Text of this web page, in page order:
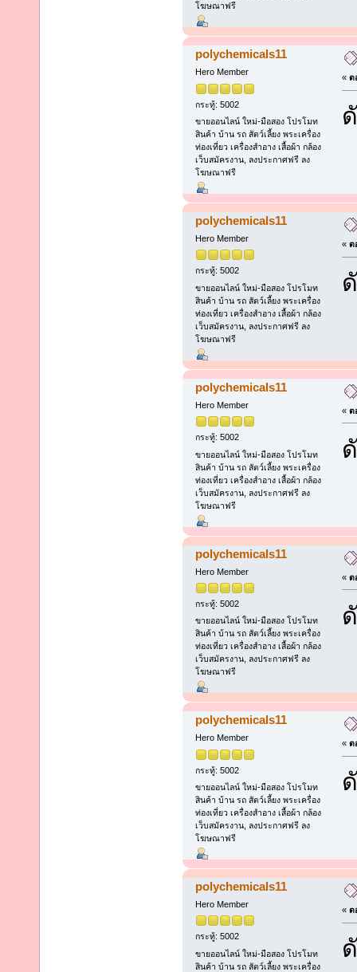
โฆษณาฟรี
polychemicals11
Hero Member
กระทู้: 5002
ขายออนไลน์ ใหม่-มือสอง โปรโมท
สินค้า บ้าน รถ สัตว์เลี้ยง พระเครื่อง
ท่องเที่ยว เครื่องสำอาง เสื้อผ้า กล้อง
เว็บสมัครงาน, ลงประกาศฟรี ลง
โฆษณาฟรี
« ต
polychemicals11
Hero Member
กระทู้: 5002
ขายออนไลน์ ใหม่-มือสอง โปรโมท
สินค้า บ้าน รถ สัตว์เลี้ยง พระเครื่อง
ท่องเที่ยว เครื่องสำอาง เสื้อผ้า กล้อง
เว็บสมัครงาน, ลงประกาศฟรี ลง
โฆษณาฟรี
« ต
polychemicals11
Hero Member
กระทู้: 5002
ขายออนไลน์ ใหม่-มือสอง โปรโมท
สินค้า บ้าน รถ สัตว์เลี้ยง พระเครื่อง
ท่องเที่ยว เครื่องสำอาง เสื้อผ้า กล้อง
เว็บสมัครงาน, ลงประกาศฟรี ลง
โฆษณาฟรี
« ต
polychemicals11
Hero Member
กระทู้: 5002
ขายออนไลน์ ใหม่-มือสอง โปรโมท
สินค้า บ้าน รถ สัตว์เลี้ยง พระเครื่อง
ท่องเที่ยว เครื่องสำอาง เสื้อผ้า กล้อง
เว็บสมัครงาน, ลงประกาศฟรี ลง
โฆษณาฟรี
« ต
polychemicals11
Hero Member
กระทู้: 5002
ขายออนไลน์ ใหม่-มือสอง โปรโมท
สินค้า บ้าน รถ สัตว์เลี้ยง พระเครื่อง
ท่องเที่ยว เครื่องสำอาง เสื้อผ้า กล้อง
เว็บสมัครงาน, ลงประกาศฟรี ลง
โฆษณาฟรี
« ต
polychemicals11
Hero Member
กระทู้: 5002
ขายออนไลน์ ใหม่-มือสอง โปรโมท
สินค้า บ้าน รถ สัตว์เลี้ยง พระเครื่อง
« ต